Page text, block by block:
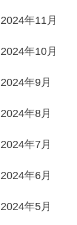
2024年11月
2024年10月
2024年9月
2024年8月
2024年7月
2024年6月
2024年5月